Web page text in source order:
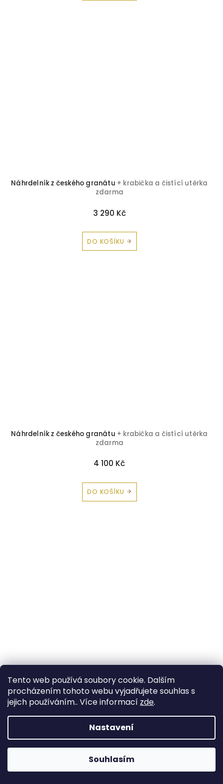
Tento web používá soubory cookie. Dalším
procházením tohoto webu vyjadřujete souhlas s
jejich používáním.. Více informací zde.
Nastavení
Souhlasím
Náhrdelník z českého granátu + krabička a čistící utěrka
zdarma
3 290 Kč
DO KOŠÍKU
Náhrdelník z českého granátu + krabička a čistící utěrka
zdarma
4 100 Kč
DO KOŠÍKU
Náhrdelník z českého granátu + krabička a čistící utěrka
zdarma
3 290 Kč
DO KOŠÍKU